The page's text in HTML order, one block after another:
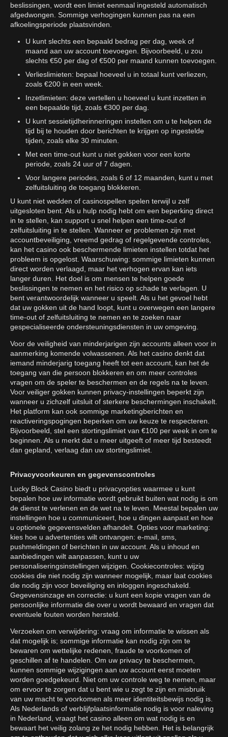
beslissingen, wordt een limiet eenmaal ingesteld automatisch
afgedwongen. Sommige verhogingen kunnen pas na een
afkoelingsperiode plaatsvinden.
U kunt slechts een bepaald bedrag per dag, week of
maand aan uw account toevoegen. Bijvoorbeeld, u zou
slechts €50 per dag of €500 per maand kunnen toevoegen.
Verlieslimieten: bepaal hoeveel u in totaal kunt verliezen,
zoals €200 in een week.
Inzetlimieten: deze vertellen u hoeveel u kunt inzetten in
een bepaalde tijd, zoals €300 per dag.
U kunt sessietijdherinneringen instellen om u te helpen de
tijd bij te houden door berichten te krijgen op ingestelde
tijden, zoals elke 30 minuten.
Met een time-out kunt u niet gokken voor een korte
periode, zoals 24 uur of 7 dagen.
Voor langere periodes, zoals 6 of 12 maanden, kunt u met
zelfuitsluiting de toegang blokkeren.
U kunt niet wedden of casinospellen spelen terwijl u zelf
uitgesloten bent. Als u hulp nodig hebt om een beperking direct
in te stellen, kan support u snel helpen een time-out of
zelfuitsluiting in te stellen. Wanneer er problemen zijn met
accountbeveiliging, vreemd gedrag of regelgevende controles,
kan het casino ook beschermende limieten instellen totdat het
probleem is opgelost. Waarschuwing: sommige limieten kunnen
direct worden verlaagd, maar het verhogen ervan kan iets
langer duren. Het doel is om mensen te helpen goede
beslissingen te nemen en het risico op schade te verlagen. U
bent verantwoordelijk wanneer u speelt. Als u het gevoel hebt
dat uw gokken uit de hand loopt, kunt u overwegen een langere
time-out of zelfuitsluiting te nemen en te zoeken naar
gespecialiseerde ondersteuningsdiensten in uw omgeving.
Voor de veiligheid van minderjarigen zijn accounts alleen voor in
aanmerking komende volwassenen. Als het casino denkt dat
iemand minderjarig toegang heeft tot een account, kan het de
toegang van die persoon blokkeren en om meer controles
vragen om de speler te beschermen en de regels na te leven.
Voor veiliger gokken kunnen privacy-instellingen beperkt zijn
wanneer u zichzelf uitsluit of sterkere beschermingen inschakelt.
Het platform kan ook sommige marketingberichten en
reactiveringspogingen beperken om uw keuze te respecteren.
Bijvoorbeeld, stel een stortingslimiet van €100 per week in om te
beginnen. Als u merkt dat u meer uitgeeft of meer tijd besteedt
dan gepland, verlaag dan uw stortingslimiet.
Privacyvoorkeuren en gegevenscontroles
Lucky Block Casino biedt u privacyopties waarmee u kunt
bepalen hoe uw informatie wordt gebruikt buiten wat nodig is om
de dienst te verlenen en de wet na te leven. Meestal bepalen uw
instellingen hoe u communiceert, hoe u dingen aanpast en hoe
u optionele gegevensvelden afhandelt. Opties voor marketing:
kies hoe u advertenties wilt ontvangen: e-mail, sms,
pushmeldingen of berichten in uw account. Als u inhoud en
aanbiedingen wilt aanpassen, kunt u uw
personaliseringsinstellingen wijzigen. Cookiecontroles: wijzig
cookies die niet nodig zijn wanneer mogelijk, maar laat cookies
die nodig zijn voor beveiliging en inloggen ingeschakeld.
Gegevensinzage en correctie: u kunt een kopie vragen van de
persoonlijke informatie die over u wordt bewaard en vragen dat
eventuele fouten worden hersteld.
Verzoeken om verwijdering: vraag om informatie te wissen als
dat mogelijk is; sommige informatie kan nodig zijn om te
bewaren om wettelijke redenen, fraude te voorkomen of
geschillen af te handelen. Om uw privacy te beschermen,
kunnen sommige wijzigingen aan uw account eerst moeten
worden goedgekeurd. Niet om uw controle weg te nemen, maar
om ervoor te zorgen dat u bent wie u zegt te zijn en misbruik
van uw macht te voorkomen als meer identiteitsbewijs nodig is.
Als Nederlands of verblijfplaatsinformatie nodig is voor naleving
in Nederland, vraagt het casino alleen om wat nodig is en
bewaart het veilig zolang ze het nodig hebben. Het is belangrijk